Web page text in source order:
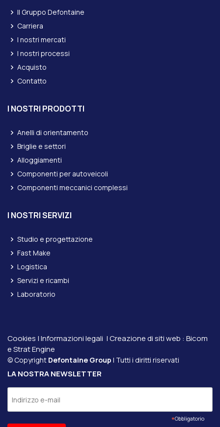
Il Gruppo Defontaine
Carriera
I nostri mercati
I nostri processi
Acquisto
Contatto
I NOSTRI PRODOTTI
Anelli di orientamento
Briglie e settori
Alloggiamenti
Componenti per autoveicoli
Componenti meccanici complessi
I NOSTRI SERVIZI
Studio e progettazione
Fast Make
Logistica
Servizi e ricambi
Laboratorio
Cookies |Informazioni legali | Creazione di siti web : Bicom
eStrat Engine
© Copyright Defontaine Group | Tutti i diritti riservati
LA NOSTRA NEWSLETTER
*Obbligatorio